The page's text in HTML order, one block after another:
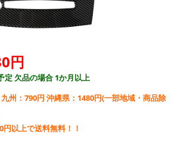
円
定 欠品の場合 1か月以上
州：790円 沖縄県：1480円(一部地域・商品除
以上で送料無料！！